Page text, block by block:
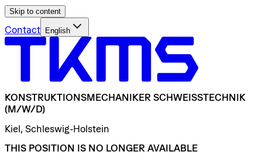
Skip to content
Contact English
KONSTRUKTIONSMECHANIKER SCHWEISSTECHNIK
(M/W/D)
Kiel, Schleswig-Holstein
THIS POSITION IS NO LONGER AVAILABLE